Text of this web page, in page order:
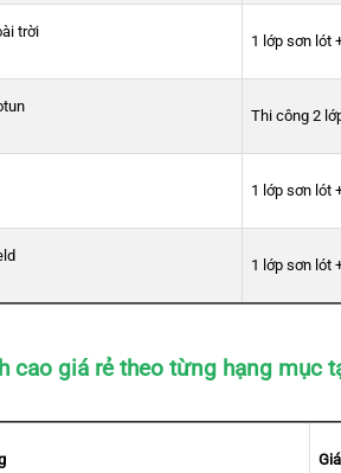
trời
1 lớp sơn lót
Thi công 2
1 lớp sơn lót
1 lớp sơn lót
cao giá rẻ theo từng hạng mục